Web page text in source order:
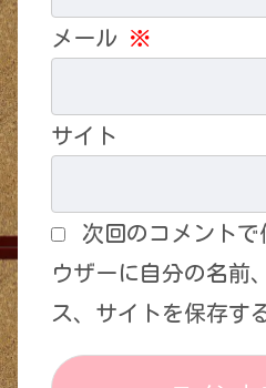
メール ※
サイト
次回のコメント
ウザーに自分の名前
ス、サイトを保存す